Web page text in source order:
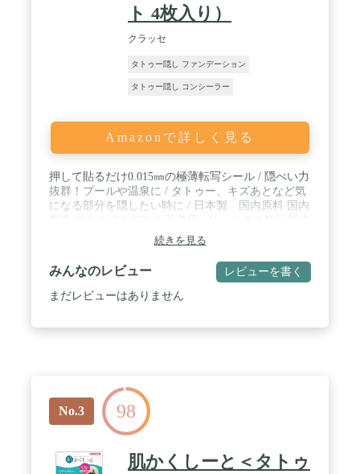
ト 4枚入り）
クラッセ
タトゥー隠し ファンデーション
タトゥー隠し コンシーラー
Amazonで詳しく見る
押して貼るだけ0.015㎜の極薄転写シール / 隠ぺい力
抜群！プールや温泉に / タトゥー、キズあとなど気
になる部分を隠したい時に / 日本製 国内原料 国内
用OK(1度はがすと再度貼ることはできません）
続きを見る
みんなのレビュー レビューを書く
まだレビューはありません
No.3 98
肌かくしーと＜タトゥ